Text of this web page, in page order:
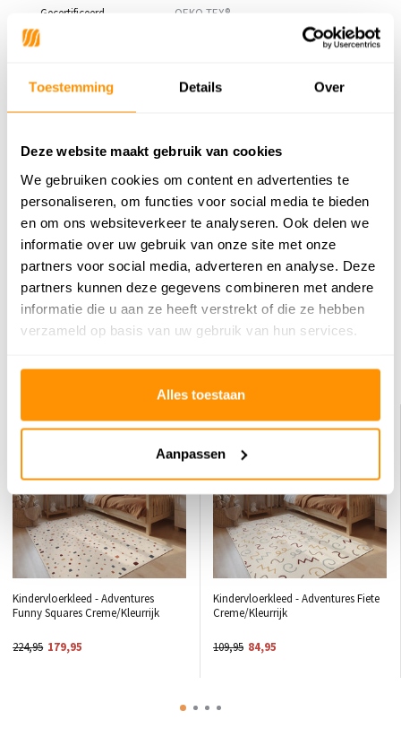
Toestemming Details Over
Deze website maakt gebruik van cookies
We gebruiken cookies om content en advertenties te
personaliseren, om functies voor social media te bieden
en om ons websiteverkeer te analyseren. Ook delen we
informatie over uw gebruik van onze site met onze
partners voor social media, adverteren en analyse. Deze
partners kunnen deze gegevens combineren met andere
informatie die u aan ze heeft verstrekt of die ze hebben
verzameld op basis van uw gebruik van hun services.
Alles toestaan
Aanpassen
179,95
Gecertificeerd OEKO-TEX®
Reviews
Gemiddelde uit 0 beoordelingen
Er zijn nog geen reviews geschreven over dit product..
Schrijf je eigen review
Dit vind je misschien ook leuk
KORTING 20%
Kindervloerkleed - Adventures
Funny Squares Creme/Kleurrijk
224,95 179,95
Kindervloerkleed - Adventures Fiete
Creme/Kleurrijk
109,95 84,95